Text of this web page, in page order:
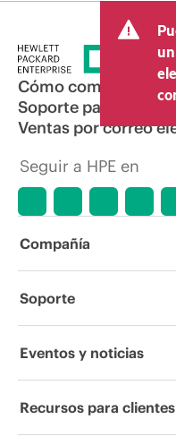
Cómo comprar
Soporte para
Ventas por correo
Seguir a HPE en
Compañía
Acerca de HPE
Responsabilidad
Soporte
Servicios de soporte
Eventos y noticias
Eventos
Recursos para clientes